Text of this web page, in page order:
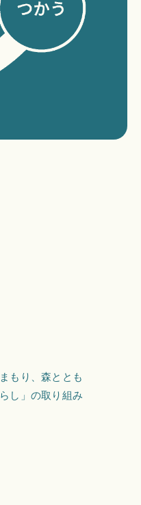
もり、森ととも
し」の取り組み